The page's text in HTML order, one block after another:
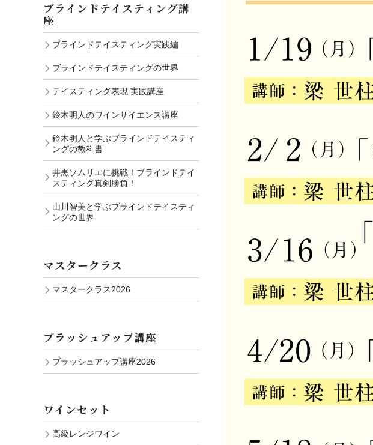
ブラインドテイスティング講
座
ブラインドテイスティング実践編
ブラインドテイスティングの世界
テイスティング表現 実践講座
鈴木明人のワインサイエンス講座
鈴木明人と学ぶブラインドテイスティ
ングの教科書
井黒ソムリエに挑戦！ブラインドテイ
スティング真剣勝負！
山川智美と学ぶブラインドテイスティ
ングの世界
マスタークラス
マスタークラス2026
ブラッシュアップ講座
ブラッシュアップ講座2026
ワインセット
高級レンジワイン